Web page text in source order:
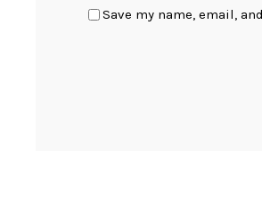
Save my name, email,